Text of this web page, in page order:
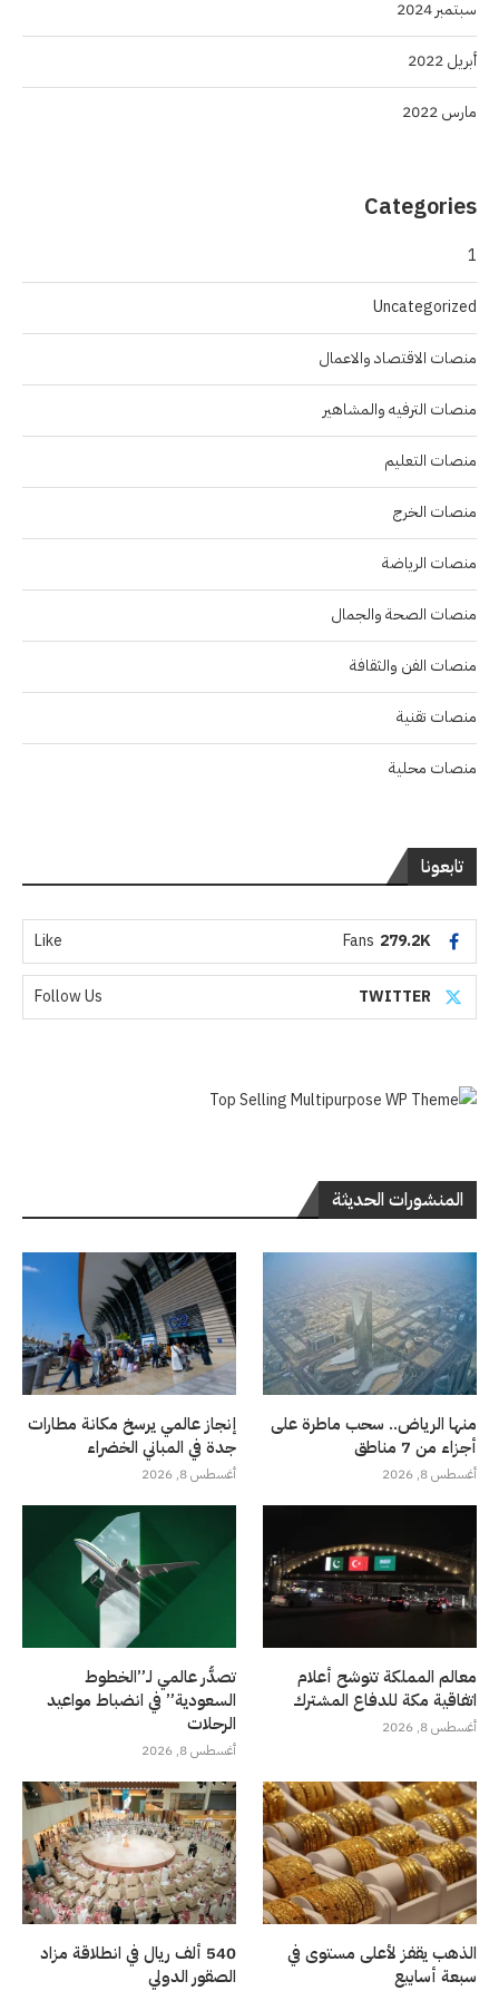
سبتمبر 2024
أبريل 2022
مارس 2022
Categories
1
Uncategorized
منصات الاقتصاد والاعمال
منصات الترفيه والمشاهير
منصات التعليم
منصات الخرج
منصات الرياضة
منصات الصحة والجمال
منصات الفن والثقافة
منصات تقنية
منصات محلية
تابعونا
279.2K
Fans
Like
TWITTER
Follow Us
المنشورات الحديثة
منها الرياض.. سحب ماطرة على
أجزاء من 7 مناطق
أغسطس 8, 2026
إنجاز عالمي يرسخ مكانة مطارات
جدة في المباني الخضراء
أغسطس 8, 2026
معالم المملكة تتوشح أعلام
اتفاقية مكة للدفاع المشترك
أغسطس 8, 2026
تصدُّر عالمي لـ”الخطوط
السعودية” في انضباط مواعيد
الرحلات
أغسطس 8, 2026
الذهب يقفز لأعلى مستوى في
سبعة أسابيع
540 ألف ريال في انطلاقة مزاد
الصقور الدولي